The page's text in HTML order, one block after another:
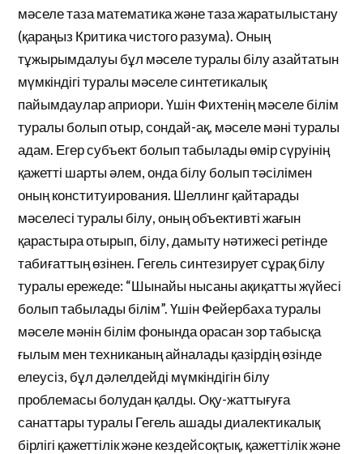
мәселе таза математика және таза жаратылыстану
(қараңыз Критика чистого разума). Оның
тұжырымдалуы бұл мәселе туралы білу азайтатын
мүмкіндігі туралы мәселе синтетикалық
пайымдаулар априори. Үшін Фихтенің мәселе білім
туралы болып отыр, сондай-ақ, мәселе мәні туралы
адам. Егер субъект болып табылады өмір сүруінің
қажетті шарты әлем, онда білу болып тәсілімен
оның конституирования. Шеллинг қайтарады
мәселесі туралы білу, оның объективті жағын
қарастыра отырып, білу, дамыту нәтижесі ретінде
табиғаттың өзінен. Гегель синтезирует сұрақ білу
туралы ережеде: “Шынайы нысаны ақиқатты жүйесі
болып табылады білім”. Үшін Фейербаха туралы
мәселе мәнін білім фонында орасан зор табысқа
ғылым мен техниканың айналады қазірдің өзінде
елеусіз, бұл дәлелдейді мүмкіндігін білу
проблемасы болудан қалды. Оқу-жаттығуға
санаттары туралы Гегель ашады диалектикалық
бірлігі қажеттілік және кездейсоқтық, қажеттілік және